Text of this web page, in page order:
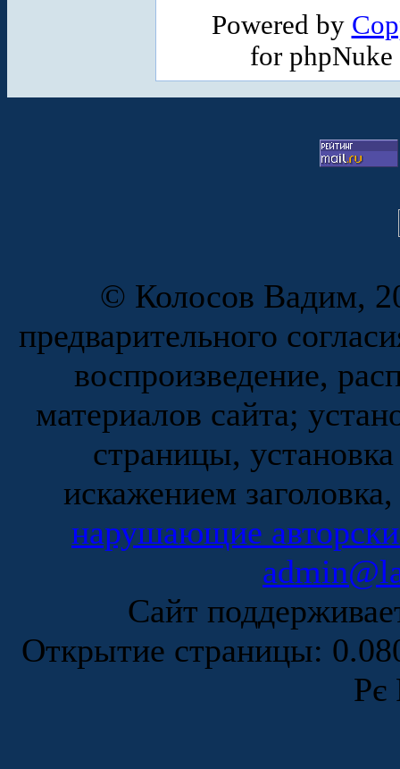
Powered by
for
© Колосов Вадим,
предварительного
воспроизведение,
материалов сайта;
страницы,
искажением
нарушающие
Сайт
Открытие страницы:
Рє